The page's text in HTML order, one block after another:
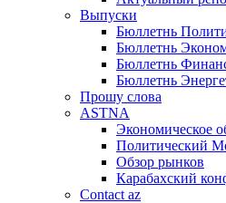
Выпуски
Бюллетнь
Бюллетнь
Бюллетнь
Бюллетнь
Прошу слова
ASTNA
Экономическое
Политический
Обзор рынков
Карабахский
Contact az